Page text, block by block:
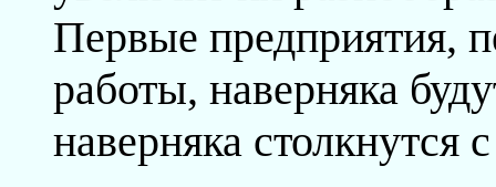
Первые предприятия,
работы, наверняка
наверняка